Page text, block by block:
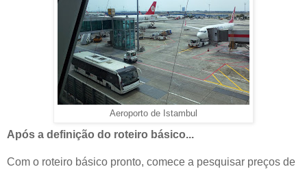
Aeroporto de Istambul
Após a definição do roteiro básico...
Com o roteiro básico pronto, comece a pesquisar preços de